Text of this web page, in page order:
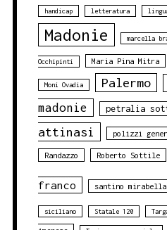
handicap letteratura
Madonie marcella
Occhipinti Maria Pina Mitra
Moni Ovadia Palermo
madonie
petralia
attinasi
polizzi
Randazzo Roberto Sottile
franco santino mirabella
siciliano Statale 120